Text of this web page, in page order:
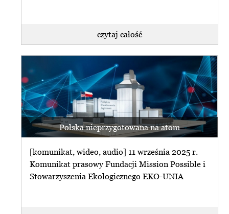
czytaj całość
Polska nieprzygotowana na atom
[komunikat, wideo, audio] 11 września 2025 r.
Komunikat prasowy Fundacji Mission Possible i
Stowarzyszenia Ekologicznego EKO-UNIA